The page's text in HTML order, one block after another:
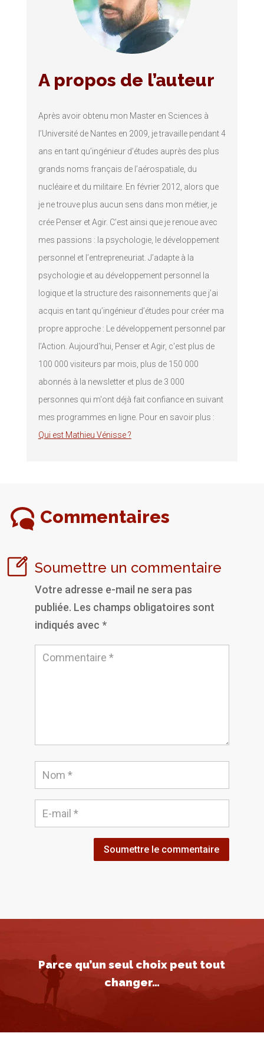
A propos de l’auteur
Après avoir obtenu mon Master en Sciences à
l’Université de Nantes en 2009, je travaille pendant 4
ans en tant qu’ingénieur d’études auprès des plus
grands noms français de l’aérospatiale, du
nucléaire et du militaire. En février 2012, alors que
je ne trouve plus aucun sens dans mon métier, je
crée Penser et Agir. C’est ainsi que je renoue avec
mes passions : la psychologie, le développement
personnel et l’entrepreneuriat. J’adapte à la
psychologie et au développement personnel la
logique et la structure des raisonnements que j’ai
acquis en tant qu’ingénieur d’études pour créer ma
propre approche : Le développement personnel par
l’Action. Aujourd'hui, Penser et Agir, c'est plus de
100 000 visiteurs par mois, plus de 150 000
abonnés à la newsletter et plus de 3 000
personnes qui m'ont déjà fait confiance en suivant
mes programmes en ligne. Pour en savoir plus :
Qui est Mathieu Vénisse ?
Commentaires
Soumettre un commentaire
Votre adresse e-mail ne sera pas
publiée. Les champs obligatoires sont
indiqués avec *
Soumettre le commentaire
Parce qu’un seul choix peut tout
changer…